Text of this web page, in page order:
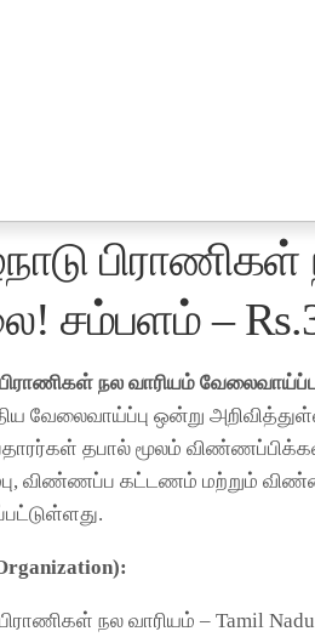
சம்பளம் –
பிராணிகள் நல வாரியம்
வேலைவாய்ப்பு ஒன்று
தபால் மூலம்
விண்ணப்ப கட்டணம் மற்றும்
நல வாரியம் – Tamil